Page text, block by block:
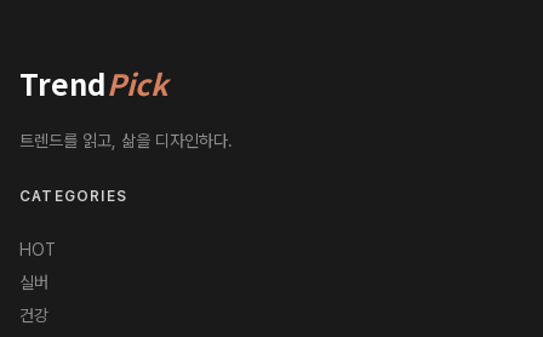
TrendPick
트렌드를 읽고, 삶을 디자인하다.
CATEGORIES
HOT
실버
건강